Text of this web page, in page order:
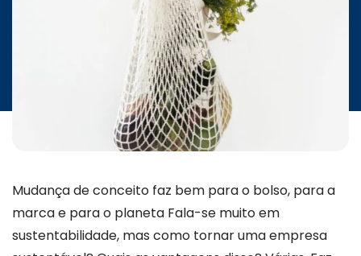
Mudança de conceito faz bem para o bolso, para a
marca e para o planeta Fala-se muito em
sustentabilidade, mas como tornar uma empresa